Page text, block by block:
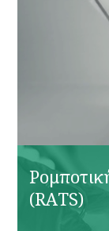
(RATS)